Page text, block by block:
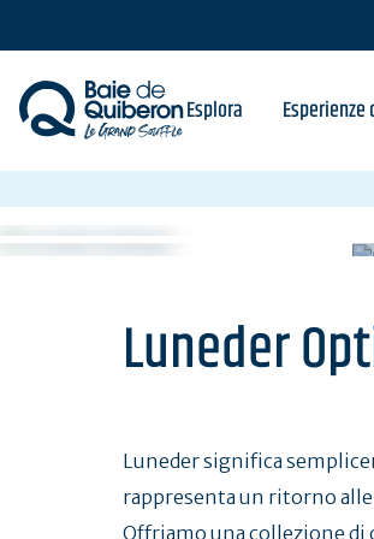
content
Esplora Esperienze
Luneder
Luneder significa
rappresenta un ritorno
Offriamo una collezione di